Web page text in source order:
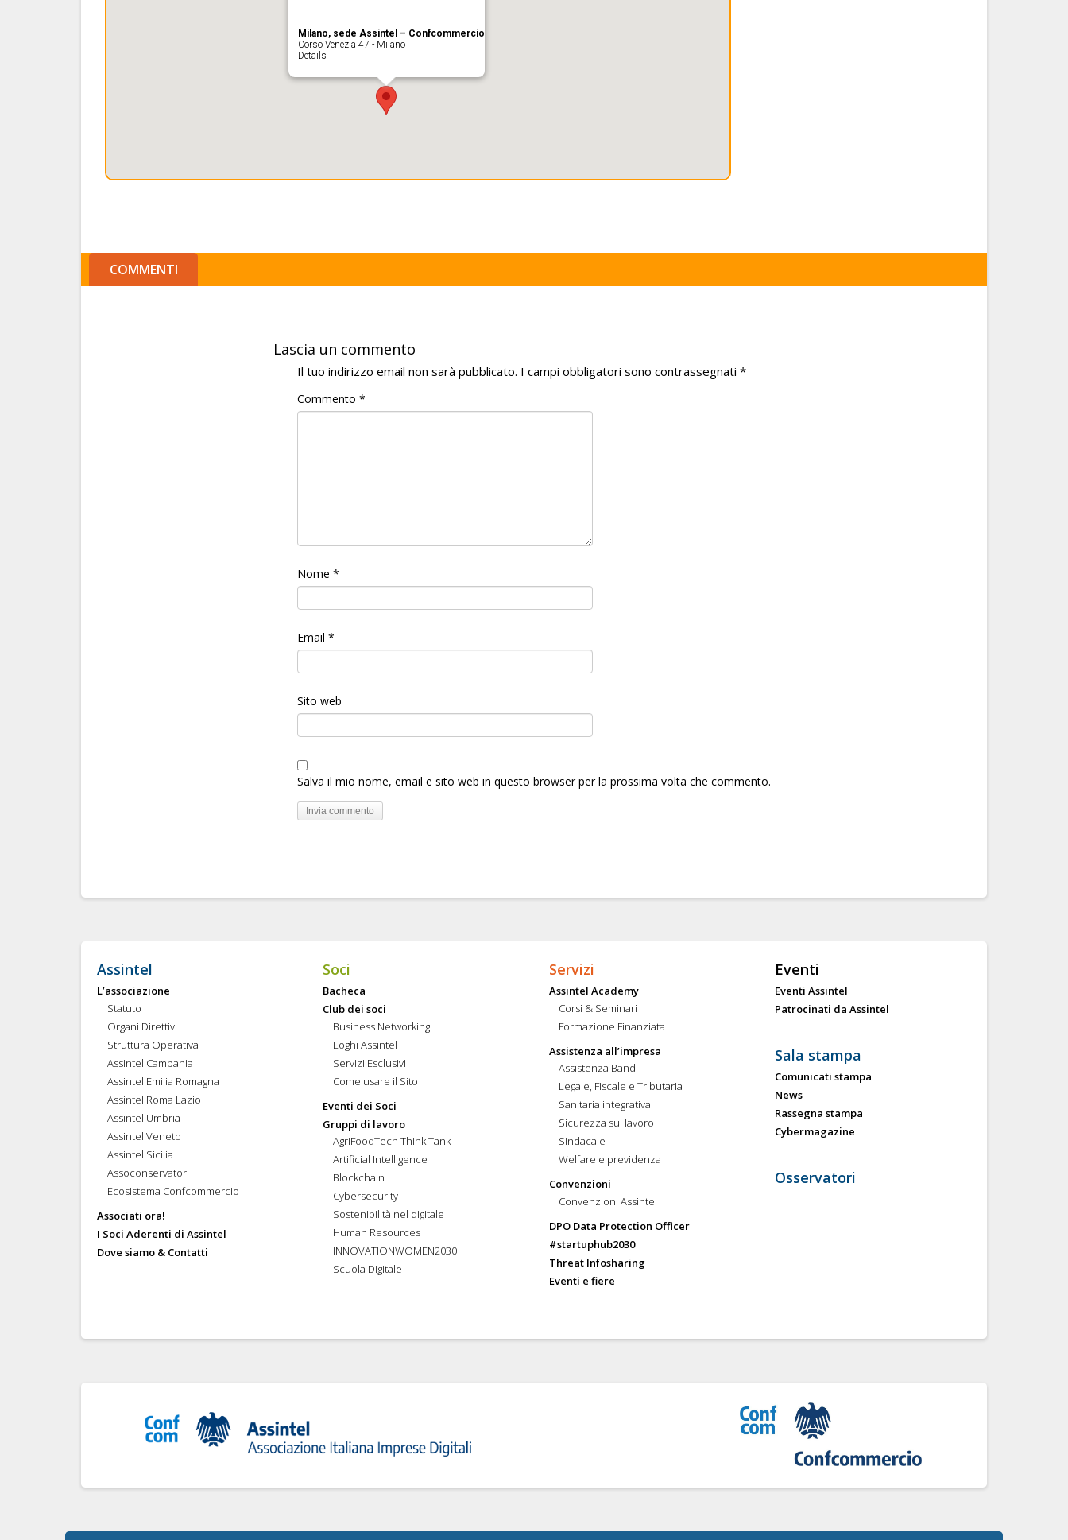
Milano, sede Assintel – Confcommercio
Corso Venezia 47 - Milano
Details
COMMENTI
Lascia un commento
Il tuo indirizzo email non sarà pubblicato. I campi obbligatori sono contrassegnati *
Commento *
Nome *
Email *
Sito web
Salva il mio nome, email e sito web in questo browser per la prossima volta che commento.
Assintel
L’associazione
Statuto
Organi Direttivi
Struttura Operativa
Assintel Campania
Assintel Emilia Romagna
Assintel Roma Lazio
Assintel Umbria
Assintel Veneto
Assintel Sicilia
Assoconservatori
Ecosistema Confcommercio
Associati ora!
I Soci Aderenti di Assintel
Dove siamo & Contatti
Soci
Bacheca
Club dei soci
Business Networking
Loghi Assintel
Servizi Esclusivi
Come usare il Sito
Eventi dei Soci
Gruppi di lavoro
AgriFoodTech Think Tank
Artificial Intelligence
Blockchain
Cybersecurity
Sostenibilità nel digitale
Human Resources
INNOVATIONWOMEN2030
Scuola Digitale
Servizi
Assintel Academy
Corsi & Seminari
Formazione Finanziata
Assistenza all’impresa
Assistenza Bandi
Legale, Fiscale e Tributaria
Sanitaria integrativa
Sicurezza sul lavoro
Sindacale
Welfare e previdenza
Convenzioni
Convenzioni Assintel
DPO Data Protection Officer
#startuphub2030
Threat Infosharing
Eventi e fiere
Eventi
Eventi Assintel
Patrocinati da Assintel
Sala stampa
Comunicati stampa
News
Rassegna stampa
Cybermagazine
Osservatori